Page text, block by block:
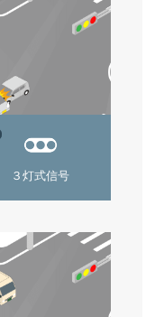
３灯式信号